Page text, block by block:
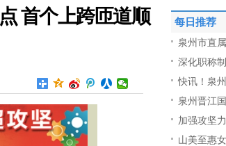
首个上跨匝道顺
每日推荐
泉州市直
深化职称
快讯！泉
泉州晋江
加强攻坚
山美至惠